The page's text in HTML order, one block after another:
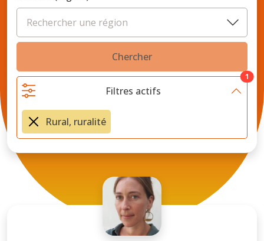
Chercher
Filtres actifs
1
Rural, ruralité